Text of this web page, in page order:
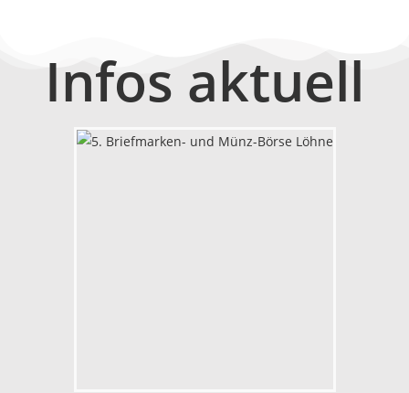
Infos aktuell